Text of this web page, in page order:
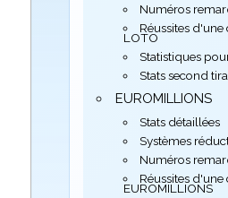
Numéros
Réussites
LOTO
Statistiques
Stats second
EUROMILLIONS
Stats détaillées
Systèmes
Numéros
Réussites
EUROMILLIONS